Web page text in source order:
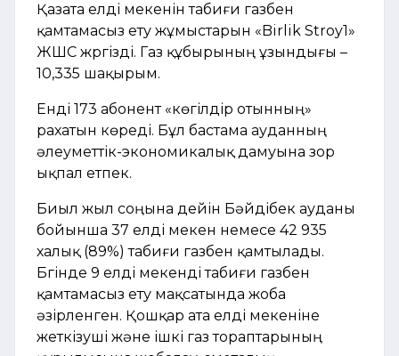
Қазата елді мекенін табиғи газбен
қамтамасыз ету жұмыстарын «Birlik Stroy1»
ЖШС жүргізді. Газ құбырының ұзындығы –
10,335 шақырым.
Енді 173 абонент «көгілдір отынның»
рахатын көреді. Бұл бастама ауданның
әлеуметтік-экономикалық дамуына зор
ықпал етпек.
Биыл жыл соңына дейін Бәйдібек ауданы
бойынша 37 елді мекен немесе 42 935
халық (89%) табиғи газбен қамтылады.
Бүгінде 9 елді мекенді табиғи газбен
қамтамасыз ету мақсатында жоба
әзірленген. Қошқар ата елді мекеніне
жеткізуші және ішкі газ тораптарының